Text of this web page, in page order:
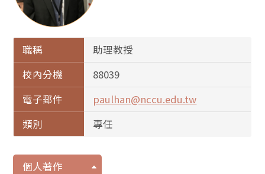
職稱
助理教授
校內分機
88039
電子郵件
paulhan@nccu.edu.tw
類別
專任
個人著作